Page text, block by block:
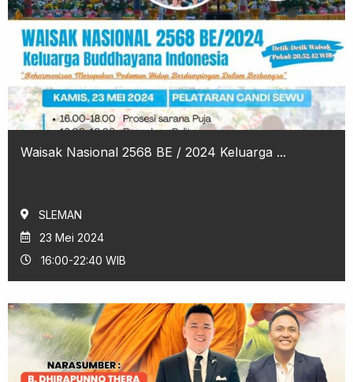
Waisak Nasional 2568 BE / 2024 Keluarga ...
SLEMAN
23 Mei 2024
16:00-22:40 WIB